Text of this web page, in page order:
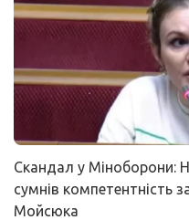
Скандал у Міноборони:
сумнів компетентність
Мойсюка